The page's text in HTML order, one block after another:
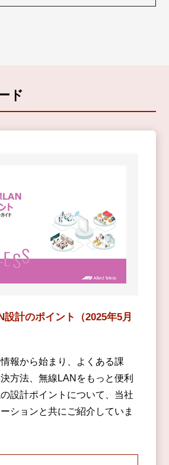
ド
計のポイント（2025年5月
報から始まり、よくある課
方法、無線LANをもっと便利
設計ポイントについて、当社
ションと共にご紹介していま